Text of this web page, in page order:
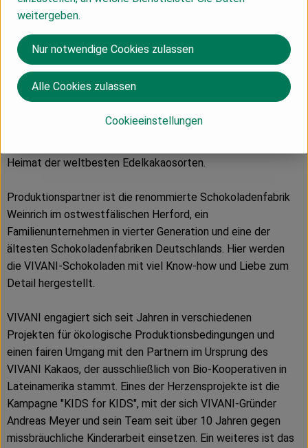
Kunstwerk ist das zentrale Motto. In diesem Sinne verbindet
VIVANI innovative Rezepturen aus besten Zutaten mit
künstlerischen Verpackungsdesigns und den Aspekten von
Nachhaltigkeit und sozialer Verantwortung. Das Bochumer
Unternehmen um Gründer und Gesellschafter Andreas Meyer
und Geschäftsführer Gerrit Wiezoreck engagiert sich seit
eigene Projekte für besonders fairen und biodynamisch-
Heimat der weltbesten Edelkakaosorten.
Produktionspartner ist die renommierte Schokoladenfabrik
Weinrich im ostwestfälischen Herford, ein
Familienunternehmen in vierter Generation und eine der
ältesten Schokoladenfabriken Deutschlands. Hier werden
die VIVANI-Schokoladen mit viel Know-how und Liebe zum
Detail hergestellt.
VIVANI engagiert sich seit Jahren in verschiedenen
Projekten für ökologische Produktionsbedingungen und
einen fairen Umgang mit den Partnern im Ursprung des
VIVANI Kakaos, der ausschließlich von Bio-Kooperativen in
Lateinamerika stammt. Eines der Herzensprojekte ist die
Kampagne "KIDS for KIDS", mit der sich VIVANI-Gründer
Andreas Meyer und sein Team seit über 10 Jahren gegen
missbräuchliche Kinderarbeit einsetzen. Ein weiteres ist das
weitergeben.
Cookieeinstellungen
Nur notwendige Cookies zulassen
Alle Cookies zulassen